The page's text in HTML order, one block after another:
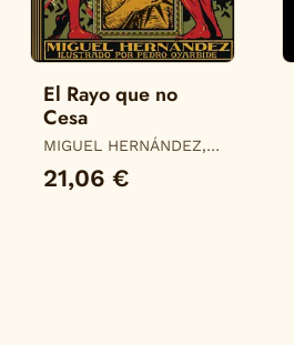
El Rayo que no
Cesa
MIGUEL HERNÁNDEZ,
OYARBIDE, PEDRO
21,06 €